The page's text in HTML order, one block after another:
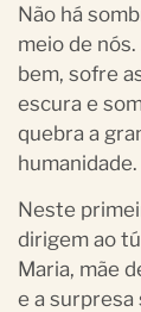
Não há
meio de
bem, sofre
escura e
quebra a
Neste
dirigem ao
Maria, mãe
e a surpresa